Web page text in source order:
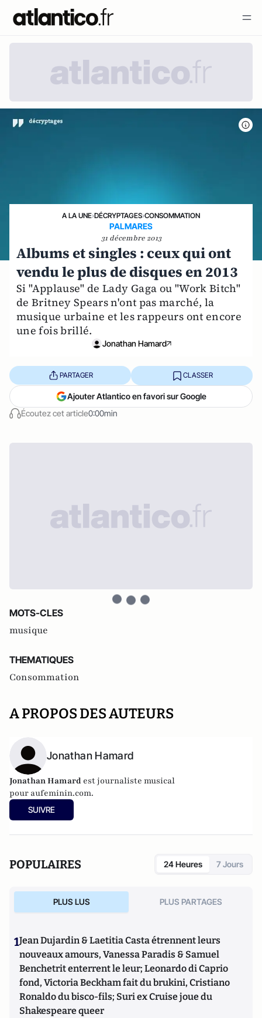
A LA UNE›DÉCRYPTAGES›CONSOMMATION
PALMARES
31 décembre 2013
Albums et singles : ceux qui ont
vendu le plus de disques en 2013
Si "Applause" de Lady Gaga ou "Work Bitch"
de Britney Spears n'ont pas marché, la
musique urbaine et les rappeurs ont encore
une fois brillé.
Jonathan Hamard
Écoutez cet article0:00min
PARTAGER CLASSER
Ajouter Atlantico en favori sur Google
MOTS-CLES
musique
THEMATIQUES
Consommation
A PROPOS DES AUTEURS
Jonathan Hamard
Jonathan Hamard est journaliste musical
pour aufeminin.com.
SUIVRE
POPULAIRES 24 Heures 7 Jours
PLUS LUS PLUS PARTAGES
1Jean Dujardin & Laetitia Casta étrennent leurs
nouveaux amours, Vanessa Paradis & Samuel
Benchetrit enterrent le leur; Leonardo di Caprio
fond, Victoria Beckham fait du brukini, Cristiano
Ronaldo du bisco-fils; Suri ex Cruise joue du
Shakespeare queer